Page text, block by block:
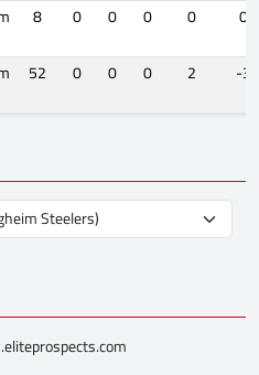
8 0 0 0 0
0
52 0 0 0 2 -3